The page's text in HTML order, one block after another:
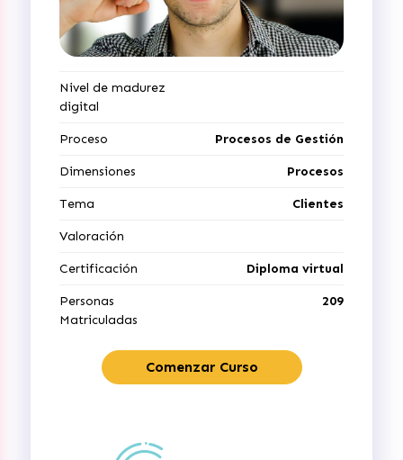
Nivel de madurez
digital
Proceso Procesos de Gestión
Dimensiones Procesos
Tema Clientes
Valoración
Certificación Diploma virtual
Personas
Matriculadas
209
Comenzar Curso